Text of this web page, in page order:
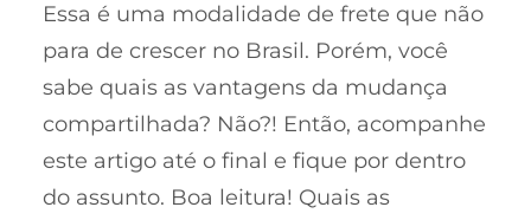
Essa é uma modalidade de frete que não
para de crescer no Brasil. Porém, você
sabe quais as vantagens da mudança
compartilhada? Não?! Então, acompanhe
este artigo até o final e fique por dentro
do assunto. Boa leitura! Quais as